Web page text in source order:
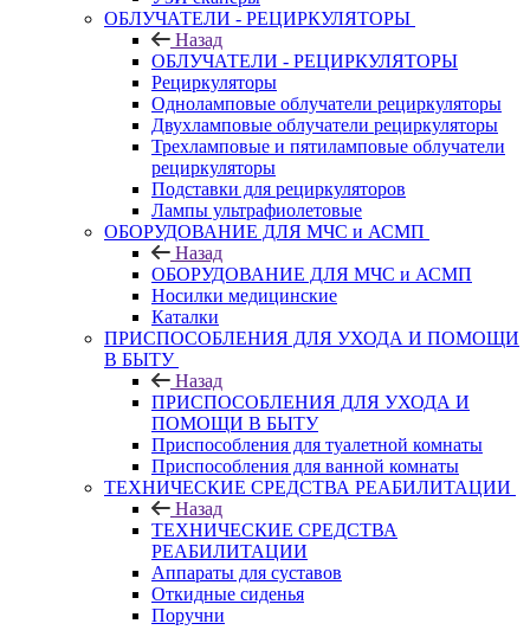
ОБЛУЧАТЕЛИ - РЕЦИРКУЛЯТОРЫ
Назад
ОБЛУЧАТЕЛИ - РЕЦИРКУЛЯТОРЫ
Рециркуляторы
Одноламповые облучатели рециркуляторы
Двухламповые облучатели рециркуляторы
Трехламповые и пятиламповые облучатели
рециркуляторы
Подставки для рециркуляторов
Лампы ультрафиолетовые
ОБОРУДОВАНИЕ ДЛЯ МЧС и АСМП
Назад
ОБОРУДОВАНИЕ ДЛЯ МЧС и АСМП
Носилки медицинские
Каталки
ПРИСПОСОБЛЕНИЯ ДЛЯ УХОДА И ПОМОЩИ
В БЫТУ
Назад
ПРИСПОСОБЛЕНИЯ ДЛЯ УХОДА И
ПОМОЩИ В БЫТУ
Приспособления для туалетной комнаты
Приспособления для ванной комнаты
ТЕХНИЧЕСКИЕ СРЕДСТВА РЕАБИЛИТАЦИИ
Назад
ТЕХНИЧЕСКИЕ СРЕДСТВА
РЕАБИЛИТАЦИИ
Аппараты для суставов
Откидные сиденья
Поручни